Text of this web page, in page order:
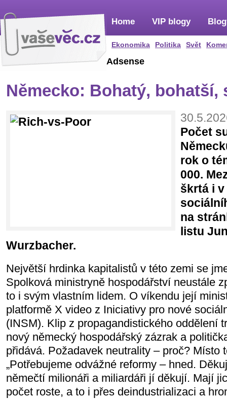
Home
Ekonomika Politika Svět
VIP blogy
Adsense
Německo: Bohatý, bohatší,
Počet
rok o
000.
škrtá i
na
listu
Wurzbacher.
Největší hrdinka kapitalistů v této zemi se
Spolková ministryně hospodářství neustále
to i svým vlastním lidem. O víkendu její
platformě X video z Iniciativy pro nové
(INSM). Klip z propagandistického oddělení
nový německý hospodářský zázrak a
přidává. Požadavek neutrality – proč? Místo
„Potřebujeme odvážné reformy – hned.
němečtí milionáři a miliardáři jí děkují. Mají
počet roste, a to i přes deindustrializaci a